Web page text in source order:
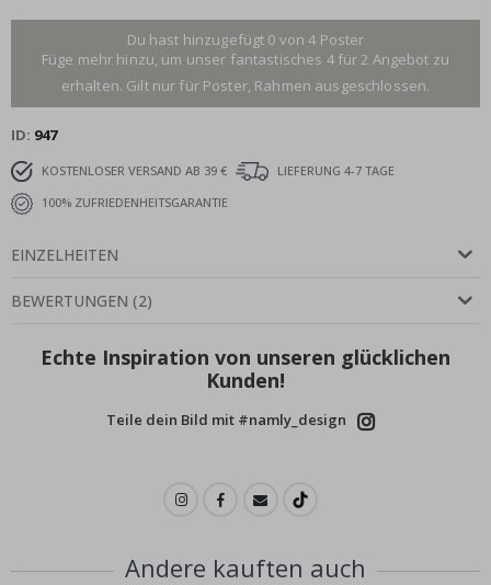
Du hast hinzugefügt 0 von 4 Poster
Füge mehr hinzu, um unser fantastisches 4 für 2 Angebot zu
erhalten. Gilt nur für Poster, Rahmen ausgeschlossen.
ID 947
KOSTENLOSER VERSAND AB 39 €
LIEFERUNG 4-7 TAGE
100% ZUFRIEDENHEITSGARANTIE
EINZELHEITEN
BEWERTUNGEN (2)
Echte Inspiration von unseren glücklichen
Kunden!
Teile dein Bild mit #namly_design
Andere kauften auch